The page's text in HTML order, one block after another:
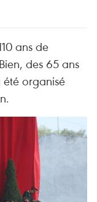
ans de
des 65 ans
été organisé